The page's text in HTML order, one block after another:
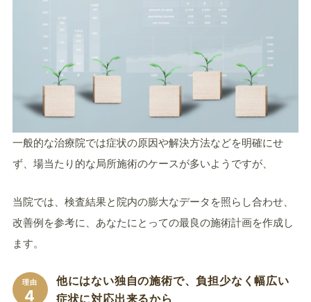
一般的な治療院では症状の原因や解決方法などを明確にせ
ず、場当たり的な局所施術のケースが多いようですが、
当院では、検査結果と院内の膨大なデータを照らし合わせ、
改善例を参考に、あなたにとっての最良の施術計画を作成し
ます。
理由
4
他にはない独自の施術で、負担少なく幅広い
症状に対応出来るから